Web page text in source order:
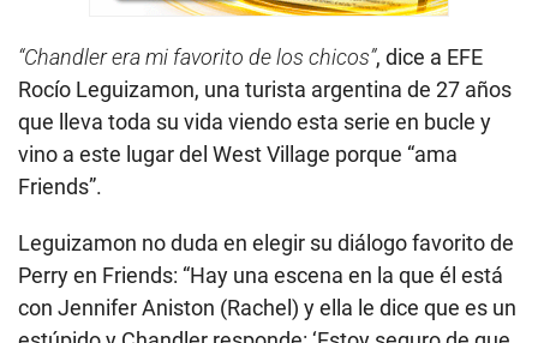
“Chandler era mi favorito de los chicos”, dice a EFE
Rocío Leguizamon, una turista argentina de 27 años
que lleva toda su vida viendo esta serie en bucle y
vino a este lugar del West Village porque “ama
Friends”.
Leguizamon no duda en elegir su diálogo favorito de
Perry en Friends: “Hay una escena en la que él está
con Jennifer Aniston (Rachel) y ella le dice que es un